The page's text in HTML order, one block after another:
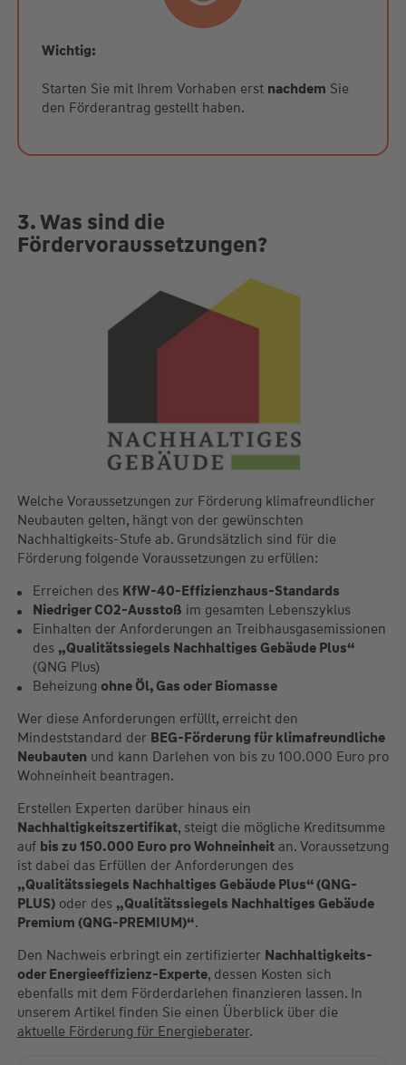
Wichtig:
Starten Sie mit Ihrem Vorhaben erst nachdem Sie
den Förderantrag gestellt haben.
3. Was sind die
Fördervoraussetzungen?
Welche Voraussetzungen zur Förderung klimafreundlicher
Neubauten gelten, hängt von der gewünschten
Nachhaltigkeits-Stufe ab. Grundsätzlich sind für die
Förderung folgende Voraussetzungen zu erfüllen:
Erreichen des KfW-40-Effizienzhaus-Standards
Niedriger CO2-Ausstoß im gesamten Lebenszyklus
Einhalten der Anforderungen an Treibhausgasemissionen
des „Qualitätssiegels Nachhaltiges Gebäude Plus“
(QNG Plus)
Beheizung ohne Öl, Gas oder Biomasse
Wer diese Anforderungen erfüllt, erreicht den
Mindeststandard der BEG-Förderung für klimafreundliche
Neubauten und kann Darlehen von bis zu 100.000 Euro pro
Wohneinheit beantragen.
Erstellen Experten darüber hinaus ein
Nachhaltigkeitszertifikat, steigt die mögliche Kreditsumme
auf bis zu 150.000 Euro pro Wohneinheitan. Voraussetzung
ist dabei das Erfüllen der Anforderungen des
„Qualitätssiegels Nachhaltiges Gebäude Plus“ (QNG-
PLUS)oder des „Qualitätssiegels Nachhaltiges Gebäude
Premium (QNG-PREMIUM)“.
Den Nachweis erbringt ein zertifizierter Nachhaltigkeits-
oder Energieeffizienz-Experte, dessen Kosten sich
ebenfalls mit dem Förderdarlehen finanzieren lassen. In
unserem Artikel finden Sie einen Überblick über die
aktuelle Förderung für Energieberater.